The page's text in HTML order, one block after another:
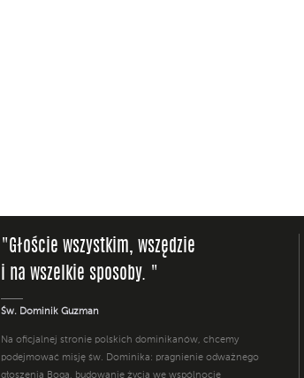
"Głoście wszystkim, wszędzie
i na wszelkie sposoby. "
Św. Dominik Guzman
Na oficjalnej stronie polskich dominikanów, chcemy
podejmować misję św. Dominika: pragnienie odważnego
głoszenia Boga, budowanie życia we wspólnocie